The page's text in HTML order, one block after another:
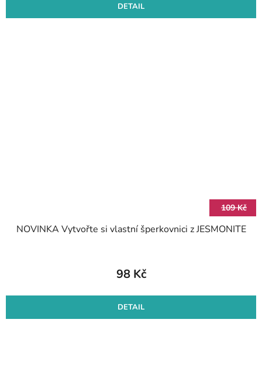
DETAIL
109 Kč
NOVINKA Vytvořte si vlastní šperkovnici z JESMONITE
98 Kč
DETAIL